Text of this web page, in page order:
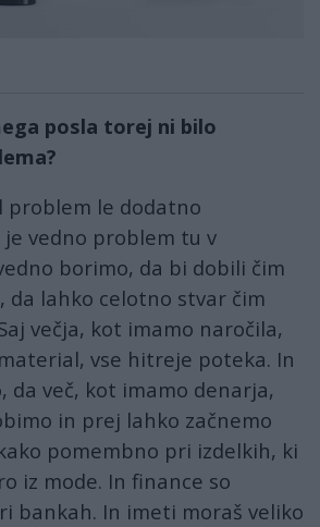
posla torej ni bilo
problem le dodatno
vedno problem tu v
borimo, da bi dobili čim
da lahko celotno stvar čim
večja, kot imamo naročila,
vse hitreje poteka. In
da več, kot imamo denarja,
in prej lahko začnemo
pomembno pri izdelkih, ki
iz mode. In finance so
bankah. In imeti moraš veliko